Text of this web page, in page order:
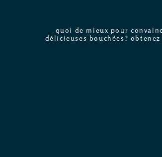
quoi de mieux pour
délicieuses bouchées?